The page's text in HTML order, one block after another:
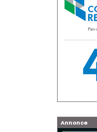
Annonce